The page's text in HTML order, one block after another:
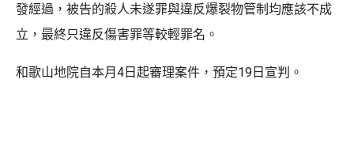
發經過，被告的殺人未遂罪與違反爆裂物管制均應該不成
立，最終只違反傷害罪等較輕罪名。
和歌山地院自本月4日起審理案件，預定19日宣判。